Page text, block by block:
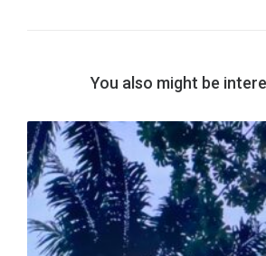
You also might be